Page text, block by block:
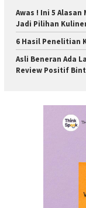
Awas ! Ini 5
Jadi Pilihan
6 Hasil Penelitian
Asli Beneran Ada
Review Positif